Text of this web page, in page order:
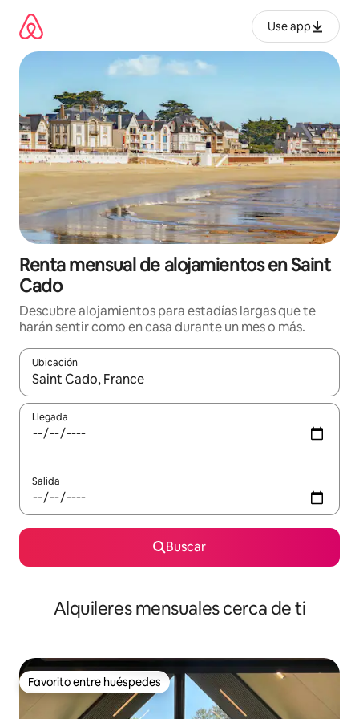
contenido
Use app
Renta mensual de alojamientos en Saint
Cado
Descubre alojamientos para estadías largas que te
harán sentir como en casa durante un mes o más.
Ubicación
Cuando los resultados estén disponibles, navega con las
Llegada
Salida
Buscar
Alquileres mensuales cerca de ti
Favorito entre huéspedes
Favorito entre huéspedes